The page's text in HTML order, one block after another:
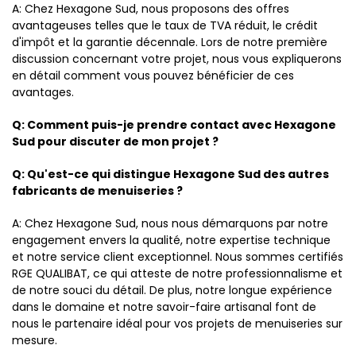
A: Chez Hexagone Sud, nous proposons des offres
avantageuses telles que le taux de TVA réduit, le crédit
d'impôt et la garantie décennale. Lors de notre première
discussion concernant votre projet, nous vous expliquerons
en détail comment vous pouvez bénéficier de ces
avantages.
Q: Comment puis-je prendre contact avec Hexagone
Sud pour discuter de mon projet ?
Q: Qu'est-ce qui distingue Hexagone Sud des autres
fabricants de menuiseries ?
A: Chez Hexagone Sud, nous nous démarquons par notre
engagement envers la qualité, notre expertise technique
et notre service client exceptionnel. Nous sommes certifiés
RGE QUALIBAT, ce qui atteste de notre professionnalisme et
de notre souci du détail. De plus, notre longue expérience
dans le domaine et notre savoir-faire artisanal font de
nous le partenaire idéal pour vos projets de menuiseries sur
mesure.